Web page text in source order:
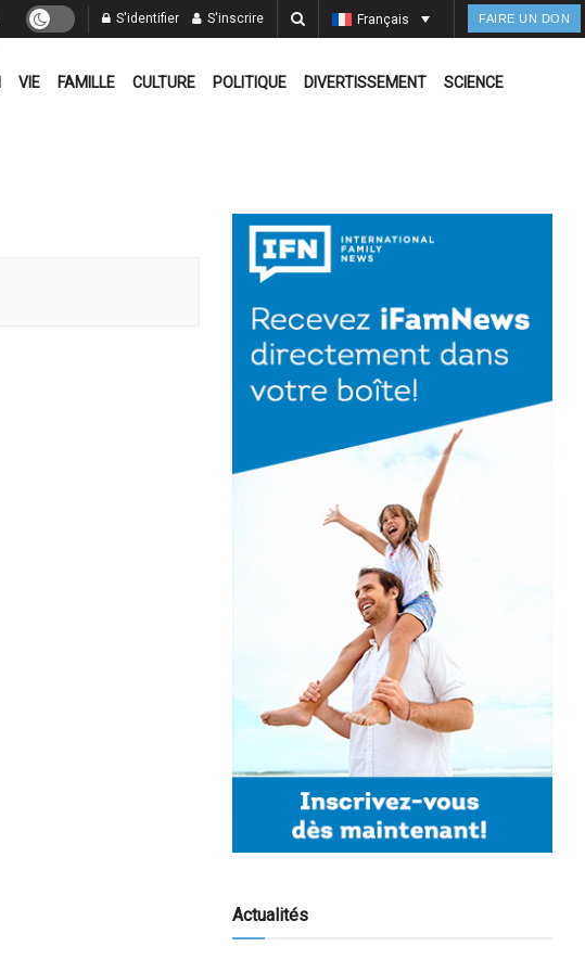
S'identifier S'inscrire Français FAIRE UN DON
VIE FAMILLE CULTURE POLITIQUE DIVERTISSEMENT SCIENCE
Actualités